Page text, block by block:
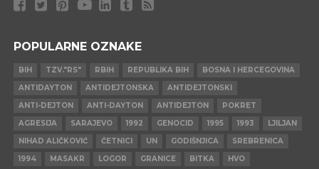
POPULARNE OZNAKE
BIH TZV."RS" RBIH REPUBLIKA BIH
BOSNA I HERCEGOVINA
ANTIDAYTON
ANTIDEJTONSKA
ANTIDEJTONSKI
ANTI-DEJTON
ANTI-DAYTON ANTIDEJTON
POKRET
AGRESIJA
SARAJEVO 1992 GENOCID 1995 1993
LJILJAN
NIHAD ALIČKOVIĆ
ČETNICI UN GODIŠNJICA
SREBRENICA
1994
MASAKR LOGOR GRANICE BITKA
HVO